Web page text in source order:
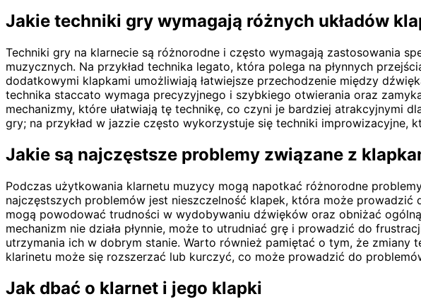
Jakie techniki gry wymagają różnych układów
Techniki gry na klarnecie są różnorodne i często wymagają zastosowania
muzycznych. Na przykład technika legato, która polega na płynnych
dodatkowymi klapkami umożliwiają łatwiejsze przechodzenie między
technika staccato wymaga precyzyjnego i szybkiego otwierania oraz
mechanizmy, które ułatwiają tę technikę, co czyni je bardziej atrakcyjnymi
gry; na przykład w jazzie często wykorzystuje się techniki improwizacyjne,
Jakie są najczęstsze problemy związane z
Podczas użytkowania klarnetu muzycy mogą napotkać różnorodne
najczęstszych problemów jest nieszczelność klapek, która może
mogą powodować trudności w wydobywaniu dźwięków oraz obniżać
mechanizm nie działa płynnie, może to utrudniać grę i prowadzić do
utrzymania ich w dobrym stanie. Warto również pamiętać o tym, że zmiany
klarinetu może się rozszerzać lub kurczyć, co może prowadzić do
Jak dbać o klarnet i jego klapki